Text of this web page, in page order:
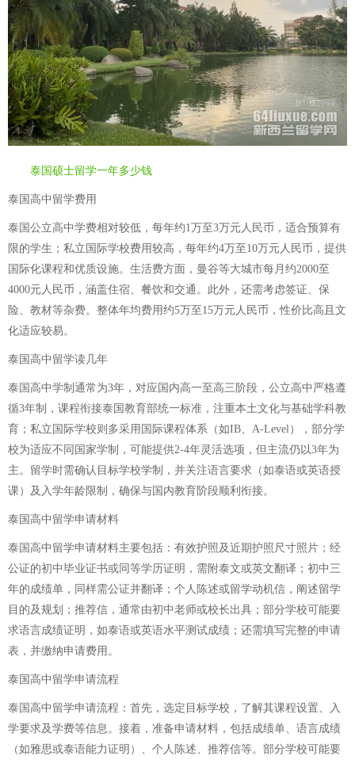
泰国硕士留学一年多少钱
泰国高中留学费用
泰国公立高中学费相对较低，每年约1万至3万元人民币，适合预算有
限的学生；私立国际学校费用较高，每年约4万至10万元人民币，提供
国际化课程和优质设施。生活费方面，曼谷等大城市每月约2000至
4000元人民币，涵盖住宿、餐饮和交通。此外，还需考虑签证、保
险、教材等杂费。整体年均费用约5万至15万元人民币，性价比高且文
化适应较易。
泰国高中留学读几年
泰国高中学制通常为3年，对应国内高一至高三阶段，公立高中严格遵
循3年制，课程衔接泰国教育部统一标准，注重本土文化与基础学科教
育；私立国际学校则多采用国际课程体系（如IB、A-Level），部分学
校为适应不同国家学制，可能提供2-4年灵活选项，但主流仍以3年为
主。留学时需确认目标学校学制，并关注语言要求（如泰语或英语授
课）及入学年龄限制，确保与国内教育阶段顺利衔接。
泰国高中留学申请材料
泰国高中留学申请材料主要包括：有效护照及近期护照尺寸照片；经
公证的初中毕业证书或同等学历证明，需附泰文或英文翻译；初中三
年的成绩单，同样需公证并翻译；个人陈述或留学动机信，阐述留学
目的及规划；推荐信，通常由初中老师或校长出具；部分学校可能要
求语言成绩证明，如泰语或英语水平测试成绩；还需填写完整的申请
表，并缴纳申请费用。
泰国高中留学申请流程
泰国高中留学申请流程：首先，选定目标学校，了解其课程设置、入
学要求及学费等信息。接着，准备申请材料，包括成绩单、语言成绩
（如雅思或泰语能力证明）、个人陈述、推荐信等。部分学校可能要